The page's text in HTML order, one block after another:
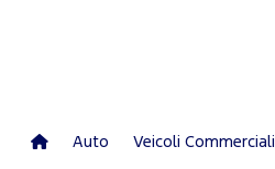
Auto Veicoli Commerciali